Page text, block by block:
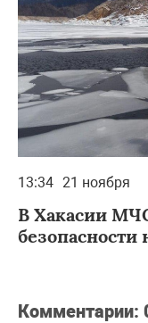
13:34 21 ноября
В Хакасии
безопасности
Комментарии: